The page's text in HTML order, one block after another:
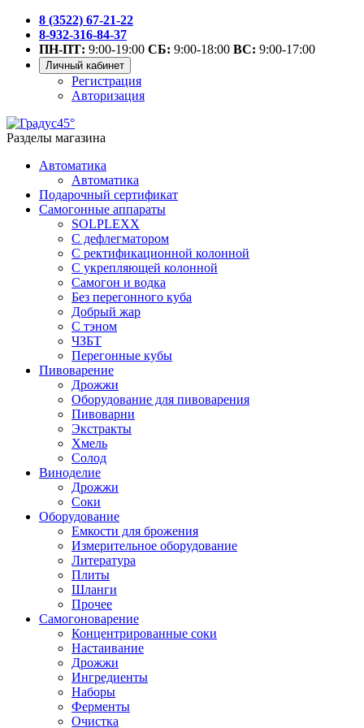
8 (3522) 67-21-22
8-932-316-84-37
ПН-ПТ: 9:00-19:00 СБ: 9:00-18:00 ВС: 9:00-17:00
Личный кабинет
Регистрация
Авторизация
Разделы магазина
Автоматика
Автоматика
Подарочный сертификат
Самогонные аппараты
SOLPLEXX
С дефлегматором
С ректификационной колонной
С укрепляющей колонной
Самогон и водка
Без перегонного куба
Добрый жар
С тэном
ЧЗБТ
Перегонные кубы
Пивоварение
Дрожжи
Оборудование для пивоварения
Пивоварни
Экстракты
Хмель
Солод
Виноделие
Дрожжи
Соки
Оборудование
Емкости для брожения
Измерительное оборудование
Литература
Плиты
Шланги
Прочее
Самогоноварение
Концентрированные соки
Настаивание
Дрожжи
Ингредиенты
Наборы
Ферменты
Очистка